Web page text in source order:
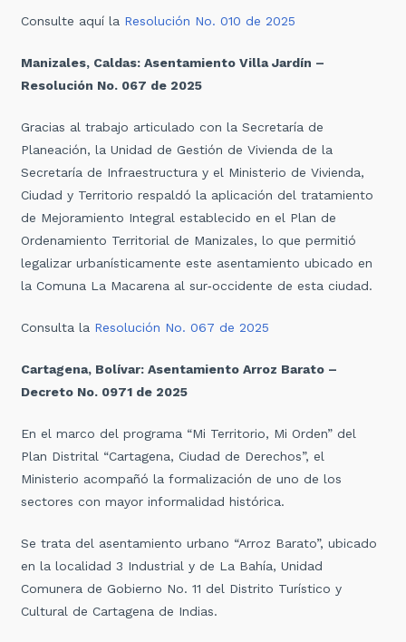
Consulte aquí la Resolución No. 010 de 2025
Manizales, Caldas: Asentamiento Villa Jardín –
Resolución No. 067 de 2025
Gracias al trabajo articulado con la Secretaría de
Planeación, la Unidad de Gestión de Vivienda de la
Secretaría de Infraestructura y el Ministerio de Vivienda,
Ciudad y Territorio respaldó la aplicación del tratamiento
de Mejoramiento Integral establecido en el Plan de
Ordenamiento Territorial de Manizales, lo que permitió
legalizar urbanísticamente este asentamiento ubicado en
la Comuna La Macarena al sur‑occidente de esta ciudad.
Consulta la Resolución No. 067 de 2025
Cartagena, Bolívar: Asentamiento Arroz Barato –
Decreto No. 0971 de 2025
En el marco del programa “Mi Territorio, Mi Orden” del
Plan Distrital “Cartagena, Ciudad de Derechos”, el
Ministerio acompañó la formalización de uno de los
sectores con mayor informalidad histórica.
Se trata del asentamiento urbano “Arroz Barato”, ubicado
en la localidad 3 Industrial y de La Bahía, Unidad
Comunera de Gobierno No. 11 del Distrito Turístico y
Cultural de Cartagena de Indias.